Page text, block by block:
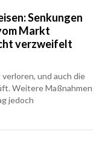
Senkungen
Markt
verzweifelt
und auch die
Weitere Maßnahmen
jedoch